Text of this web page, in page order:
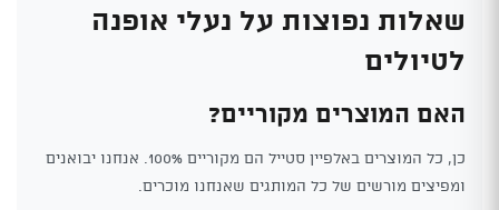
שאלות נפוצות על נעלי אופנה
לטיולים
האם המוצרים מקוריים?
כן, כל המוצרים באלפיין סטייל הם מקוריים 100%. אנחנו יבואנים
ומפיצים מורשים של כל המותגים שאנחנו מוכרים.